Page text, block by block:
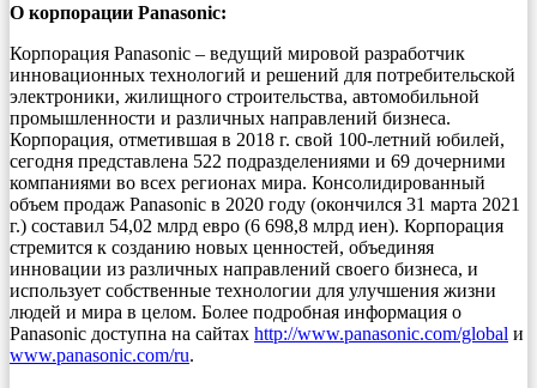
О корпорации Panasonic:
Корпорация Panasonic – ведущий мировой разработчик
инновационных технологий и решений для потребительской
электроники, жилищного строительства, автомобильной
промышленности и различных направлений бизнеса.
Корпорация, отметившая в 2018 г. свой 100-летний юбилей,
сегодня представлена 522 подразделениями и 69 дочерними
компаниями во всех регионах мира. Консолидированный
объем продаж Panasonic в 2020 году (окончился 31 марта 2021
г.) составил 54,02 млрд евро (6 698,8 млрд иен). Корпорация
стремится к созданию новых ценностей, объединяя
инновации из различных направлений своего бизнеса, и
использует собственные технологии для улучшения жизни
людей и мира в целом. Более подробная информация о
Panasonic доступна на сайтах http://www.panasonic.com/global и
www.panasonic.com/ru.